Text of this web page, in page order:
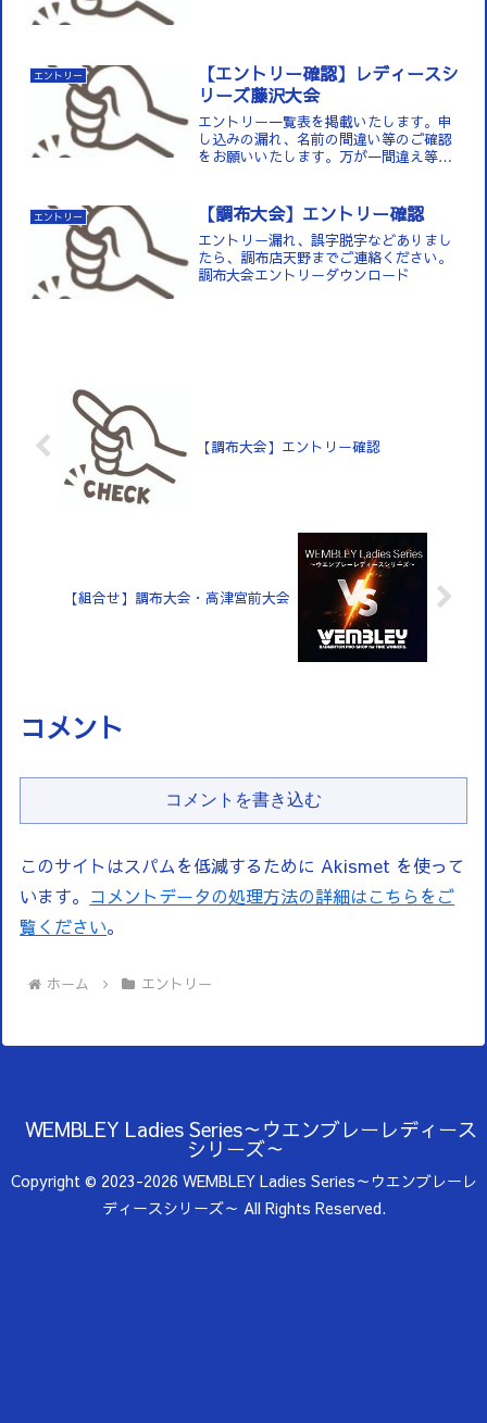
エントリー
【エントリー確認】レディースシ
リーズ藤沢大会
エントリー一覧表を掲載いたします。申
し込みの漏れ、名前の間違い等のご確認
をお願いいたします。万が一間違え等あ
す。藤沢大会エントリー...
エントリー 【調布大会】エントリー確認
エントリー漏れ、誤字脱字などありまし
たら、調布店天野までご連絡ください。
調布大会エントリーダウンロード
【調布大会】エントリー確認
【組合せ】調布大会・高津宮前大会
コメント
コメントを書き込む
このサイトはスパムを低減するために Akismet を使って
います。 コメントデータの処理方法の詳細はこちらをご
覧ください。
ホーム エントリー
WEMBLEY Ladies Series～ウエンブレーレディース
シリーズ～
Copyright © 2023-2026 WEMBLEY Ladies Series～ウエンブレーレ
ディースシリーズ～ All Rights Reserved.